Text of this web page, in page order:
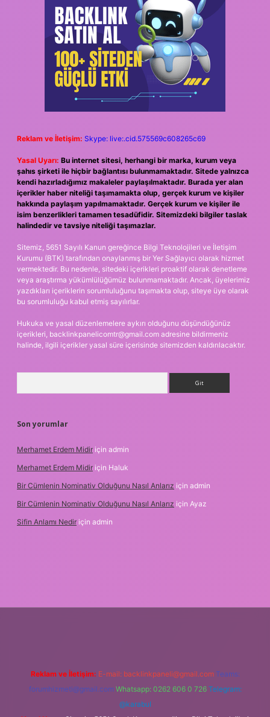
Reklam ve İletişim: Skype: live:.cid.575569c608265c69
Yasal Uyarı: Bu internet sitesi, herhangi bir marka, kurum veya
şahıs şirketi ile hiçbir bağlantısı bulunmamaktadır. Sitede yalnızca
kendi hazırladığımız makaleler paylaşılmaktadır. Burada yer alan
içerikler haber niteliği taşımamakta olup, gerçek kurum ve kişiler
hakkında paylaşım yapılmamaktadır. Gerçek kurum ve kişiler ile
isim benzerlikleri tamamen tesadüfidir. Sitemizdeki bilgiler taslak
halindedir ve tavsiye niteliği taşımazlar.
Sitemiz, 5651 Sayılı Kanun gereğince Bilgi Teknolojileri ve İletişim
Kurumu (BTK) tarafından onaylanmış bir Yer Sağlayıcı olarak hizmet
vermektedir. Bu nedenle, sitedeki içerikleri proaktif olarak denetleme
veya araştırma yükümlülüğümüz bulunmamaktadır. Ancak, üyelerimiz
yazdıkları içeriklerin sorumluluğunu taşımakta olup, siteye üye olarak
bu sorumluluğu kabul etmiş sayılırlar.
Hukuka ve yasal düzenlemelere aykırı olduğunu düşündüğünüz
içerikleri, backlinkpanelicomtr@gmail.com adresine bildirmeniz
halinde, ilgili içerikler yasal süre içerisinde sitemizden kaldırılacaktır.
Son yorumlar
Merhamet Erdem Midir için admin
Merhamet Erdem Midir için Haluk
Bir Cümlenin Nominativ Olduğunu Nasıl Anlarız için admin
Bir Cümlenin Nominativ Olduğunu Nasıl Anlarız için Ayaz
Sifin Anlamı Nedir için admin
Reklam ve İletişim: E-mail: backlinkpaneli@gmail.com Teams:
forumhizmeti@gmail.com Whatsapp: 0262 606 0 726 Telegram:
@karabul